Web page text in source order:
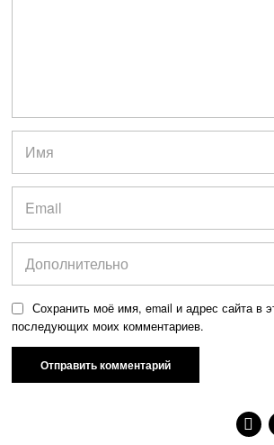
Сохранить моё имя, email и адрес сайта в
последующих моих комментариев.